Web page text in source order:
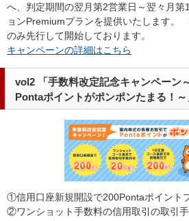
へ、判定期間の翌月第2営業日～翌々月
ョンPremiumプランを提供いたします
のみ先行して開始しております。
キャンペーンの詳細はこちら
vol2 「手数料改定記念キャンペーン
Pontaポイントがポンポンたまる！～
①信用口座新規開設で200Pontaポイント
②ワンショット手数料の信用取引の取引